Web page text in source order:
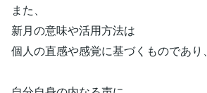
また、
新月の意味や活用方法は
個人の直感や感覚に基づくものであり、